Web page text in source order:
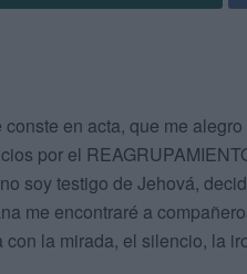
conste en acta, que me
por el
soy testigo de Jehová,
me encontraré a
con la mirada, el silencio, la